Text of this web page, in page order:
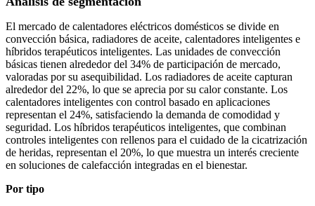
El mercado de calentadores eléctricos domésticos se divide en
convección básica, radiadores de aceite, calentadores inteligentes e
híbridos terapéuticos inteligentes. Las unidades de convección
básicas tienen alrededor del 34% de participación de mercado,
valoradas por su asequibilidad. Los radiadores de aceite capturan
alrededor del 22%, lo que se aprecia por su calor constante. Los
calentadores inteligentes con control basado en aplicaciones
representan el 24%, satisfaciendo la demanda de comodidad y
seguridad. Los híbridos terapéuticos inteligentes, que combinan
controles inteligentes con rellenos para el cuidado de la cicatrización
de heridas, representan el 20%, lo que muestra un interés creciente
en soluciones de calefacción integradas en el bienestar.
Por tipo